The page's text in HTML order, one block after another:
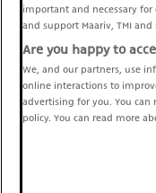
important and necessary
and support Maariv, TMI
Are you happy to
We, and our partners, use
online interactions to
advertising for you. You can
policy. You can read more